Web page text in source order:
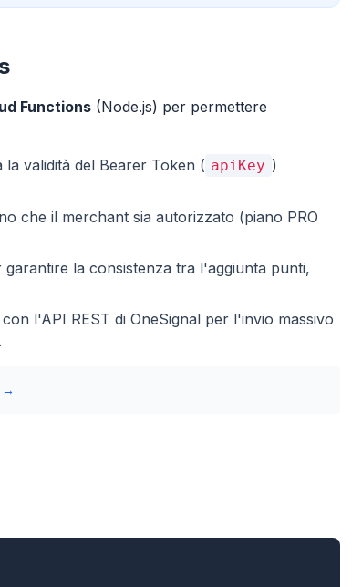
Functions (Node.js) per permettere
validità del Bearer Token ( apiKey )
che il merchant sia autorizzato (piano PRO
la consistenza tra l'aggiunta punti,
l'API REST di OneSignal per l'invio massivo
→